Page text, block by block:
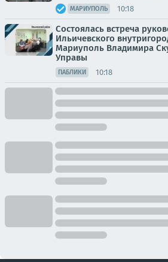
МАРИУПОЛЬ 10:18
Состоялась встреча
Ильичевского
Мариуполь Владимира
Управы
ПАБЛИКИ 10:18